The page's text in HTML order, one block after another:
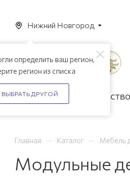
Нижний Новгород
определить ваш регион,
регион из списка
ВЫБРАТЬ ДРУГОЙ
Акции Партнерство
Главная — Каталог — Мебель
Модульные